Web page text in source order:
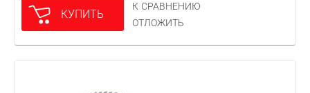
КУПИТЬ
К СРАВНЕНИЮ
ОТЛОЖИТЬ